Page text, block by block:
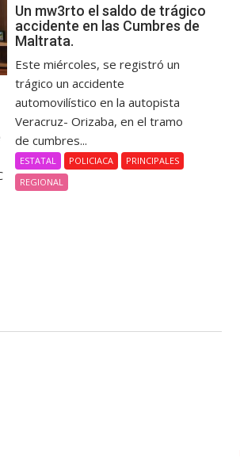
Un mw3rto el saldo de trágico
accidente en las Cumbres de
Maltrata.
Este miércoles, se registró un
trágico un accidente
automovilístico en la autopista
Veracruz- Orizaba, en el tramo
de cumbres...
ESTATAL POLICIACA
PRINCIPALES
REGIONAL